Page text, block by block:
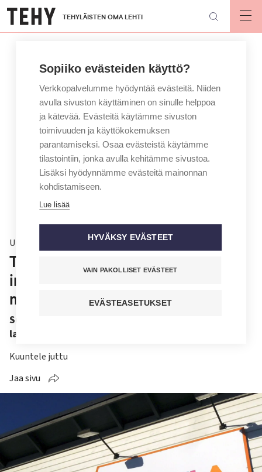
Hyppää
pääsisältöön
TEHYLÄISTEN OMA LEHTI
Uutinen
Touhula sulkee 43 päiväkotia ­–
irtisanottavien tarkka luku selviää
myöhemmin
Suurin osa lopetettavista päiväkodeista
lakkautetaan heinäkuun jälkeen.
Kuuntele juttu
Jaa sivu
Sopiiko evästeiden käyttö?
Verkkopalvelumme hyödyntää evästeitä. Niiden
avulla sivuston käyttäminen on sinulle helppoa
ja kätevää. Evästeitä käytämme sivuston
toimivuuden ja käyttökokemuksen
parantamiseksi. Osaa evästeistä käytämme
tilastointiin, jonka avulla kehitämme sivustoa.
Lisäksi hyödynnämme evästeitä mainonnan
kohdistamiseen.
Lue lisää
HYVÄKSY EVÄSTEET
VAIN PAKOLLISET EVÄSTEET
EVÄSTEASETUKSET